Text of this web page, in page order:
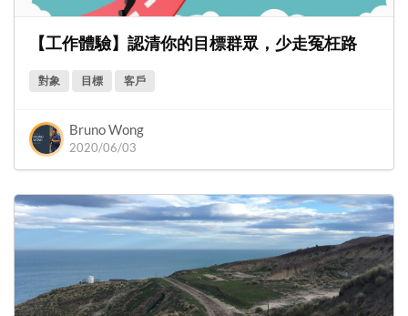
【工作體驗】認清你的目標群眾，少走冤枉路
對象 目標 客戶
Bruno Wong
2020/06/03